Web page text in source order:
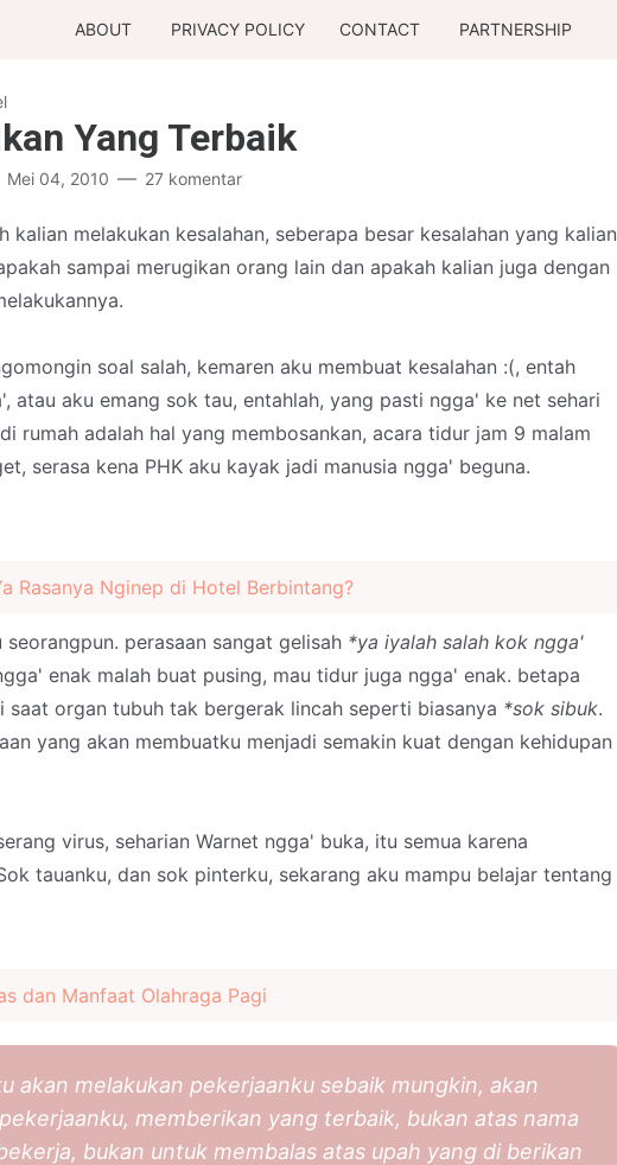
ABOUT PRIVACY POLICY CONTACT PARTNERSHIP
Yang Terbaik
Mei 04, 2010 27 komentar
kalian melakukan kesalahan, seberapa besar kesalahan yang kalian
sampai merugikan orang lain dan apakah kalian juga dengan
soal salah, kemaren aku membuat kesalahan :(, entah
atau aku emang sok tau, entahlah, yang pasti ngga' ke net sehari
rumah adalah hal yang membosankan, acara tidur jam 9 malam
serasa kena PHK aku kayak jadi manusia ngga' beguna.
Rasanya Nginep di Hotel Berbintang?
perasaan sangat gelisah *ya iyalah salah kok ngga'
enak malah buat pusing, mau tidur juga ngga' enak. betapa
saat organ tubuh tak bergerak lincah seperti biasanya *sok sibuk.
yang akan membuatku menjadi semakin kuat dengan kehidupan
virus, seharian Warnet ngga' buka, itu semua karena
tauanku, dan sok pinterku, sekarang aku mampu belajar tentang
dan Manfaat Olahraga Pagi
akan melakukan pekerjaanku sebaik mungkin, akan
memberikan yang terbaik, bukan atas nama
bukan untuk membalas atas upah yang di berikan